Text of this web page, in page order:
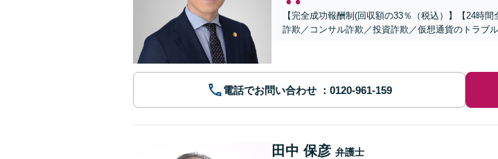
【完全成功報酬制(回収額の33％（税込）】【24時
詐欺／コンサル詐欺／投資詐欺／仮想通貨のトラブ
電話でお問い合わせ
田中 保彦 弁護士